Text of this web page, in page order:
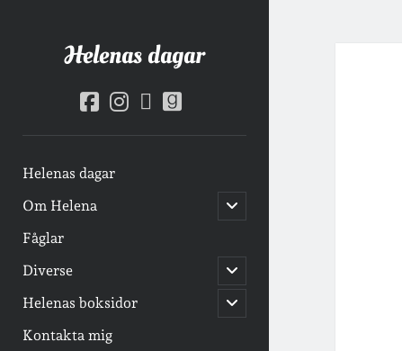
Helenas dagar
facebook
instagram
email-goodreads
Helenas dagar
Om Helena
öppna
undermeny
Fåglar
Diverse
öppna
undermeny
Helenas boksidor
öppna
undermeny
Kontakta mig